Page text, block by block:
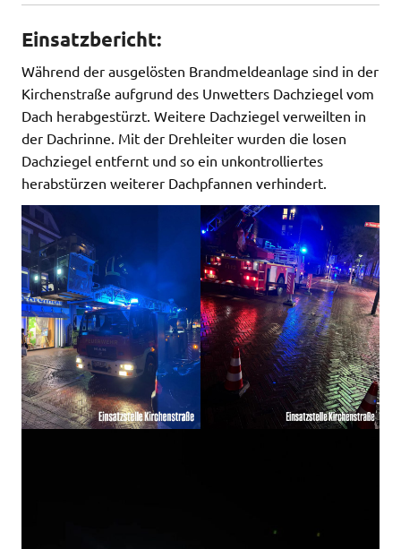
Einsatzbericht:
Während der ausgelösten Brandmeldeanlage sind in der
Kirchenstraße aufgrund des Unwetters Dachziegel vom
Dach herabgestürzt. Weitere Dachziegel verweilten in
der Dachrinne. Mit der Drehleiter wurden die losen
Dachziegel entfernt und so ein unkontrolliertes
herabstürzen weiterer Dachpfannen verhindert.